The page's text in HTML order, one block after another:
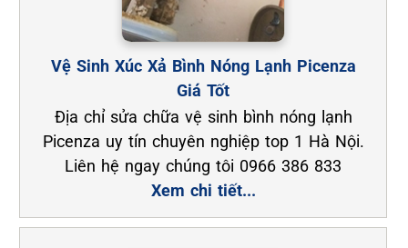
Vệ Sinh Xúc Xả Bình Nóng Lạnh Picenza
Giá Tốt
Địa chỉ sửa chữa vệ sinh bình nóng lạnh
Picenza uy tín chuyên nghiệp top 1 Hà Nội.
Liên hệ ngay chúng tôi 0966 386 833
Xem chi tiết...